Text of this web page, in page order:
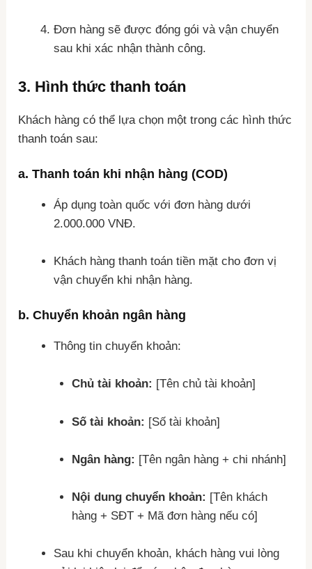
Đơn hàng sẽ được đóng gói và vận chuyển
sau khi xác nhận thành công.
3. Hình thức thanh toán
Khách hàng có thể lựa chọn một trong các hình thức
thanh toán sau:
a.Thanh toán khi nhận hàng (COD)
Áp dụng toàn quốc với đơn hàng dưới
2.000.000 VNĐ.
Khách hàng thanh toán tiền mặt cho đơn vị
vận chuyển khi nhận hàng.
b.Chuyển khoản ngân hàng
Thông tin chuyển khoản:
Chủ tài khoản: [Tên chủ tài khoản]
Số tài khoản: [Số tài khoản]
Ngân hàng: [Tên ngân hàng + chi nhánh]
Nội dung chuyển khoản: [Tên khách
hàng + SĐT + Mã đơn hàng nếu có]
Sau khi chuyển khoản, khách hàng vui lòng